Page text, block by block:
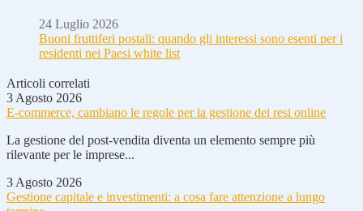
24 Luglio 2026
Buoni fruttiferi postali: quando gli interessi sono esenti per i
residenti nei Paesi white list
Articoli correlati
3 Agosto 2026
E-commerce, cambiano le regole per la gestione dei resi online
La gestione del post-vendita diventa un elemento sempre più
rilevante per le imprese...
3 Agosto 2026
Gestione capitale e investimenti: a cosa fare attenzione a lungo